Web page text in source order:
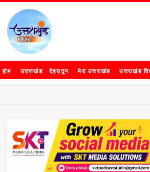
होम उत्तराखंड देहरादून मेरा उत्तराखंड उत्तराखंड